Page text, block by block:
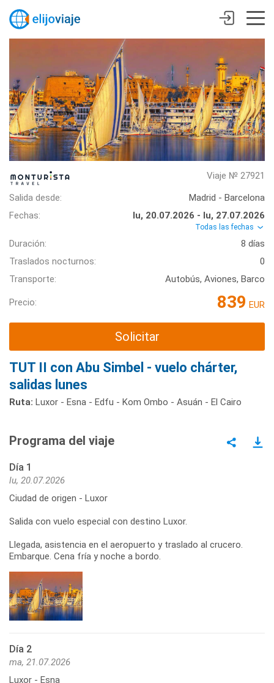
Viaje № 27921
Salida desde:
Madrid - Barcelona
Fechas:
lu, 20.07.2026 - lu, 27.07.2026
Todas las fechas
Duración:
8 días
Traslados nocturnos:
0
Transporte:
Autobús, Aviones, Barco
Precio: 839 EUR
Solicitar
TUT II con Abu Simbel - vuelo chárter,
salidas lunes
Ruta: Luxor - Esna - Edfu - Kom Ombo - Asuán - El Cairo
Programa del viaje
Día 1
lu, 20.07.2026
Ciudad de origen - Luxor
Salida con vuelo especial con destino Luxor.
Llegada, asistencia en el aeropuerto y traslado al crucero.
Embarque. Cena fría y noche a bordo.
Día 2
ma, 21.07.2026
Luxor - Esna